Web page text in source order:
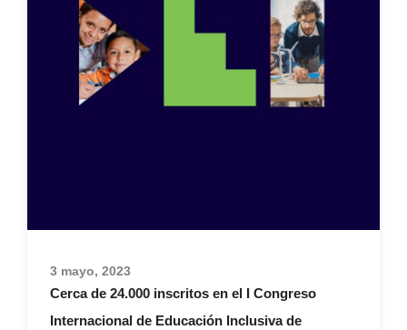
3 mayo, 2023
Cerca de 24.000 inscritos en el I Congreso
Internacional de Educación Inclusiva de